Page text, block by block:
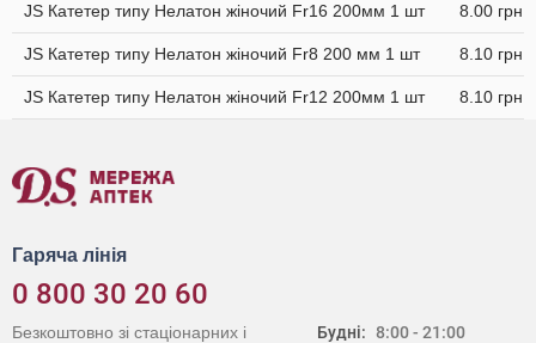
JS Катетер типу Нелатон жіночий Fr16 200мм 1 шт 8.00 грн
JS Катетер типу Нелатон жіночий Fr8 200 мм 1 шт 8.10 грн
JS Катетер типу Нелатон жіночий Fr12 200мм 1 шт 8.10 грн
Гаряча лінія
0 800 30 20 60
Будні: 8:00 - 21:00
Безкоштовно зі стаціонарних і